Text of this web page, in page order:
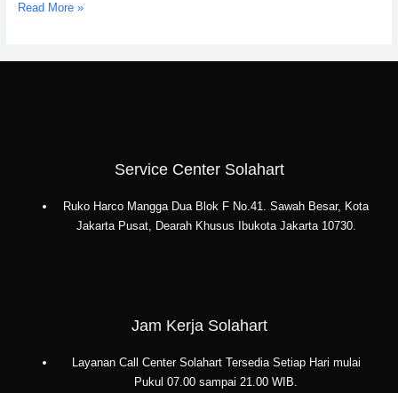
Read More »
Service Center Solahart
Ruko Harco Mangga Dua Blok F No.41. Sawah Besar, Kota
Jakarta Pusat, Dearah Khusus Ibukota Jakarta 10730.
Jam Kerja Solahart
Layanan Call Center Solahart Tersedia Setiap Hari mulai
Pukul 07.00 sampai 21.00 WIB.